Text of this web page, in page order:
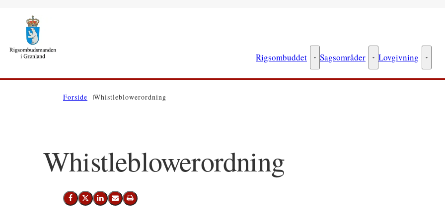
Rigsombuddet Rigsombuddet - Flere links
Sagsområder Sagsområder - Flere links
Lovgivning
Forside Whistleblowerordning
Whistleblowerordning
Del på Facebook
Del på X (Twitter)
Del på LinkedIn
Send email
Print